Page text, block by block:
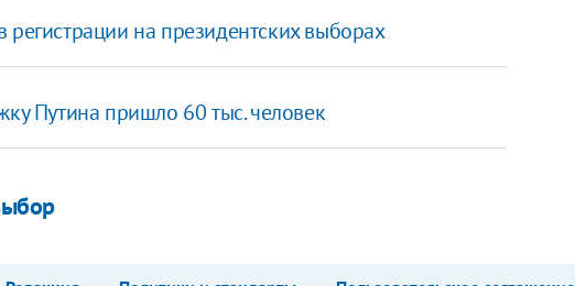
на президентских выборах
Путина пришло 60 тыс. человек